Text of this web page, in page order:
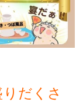
だくさ